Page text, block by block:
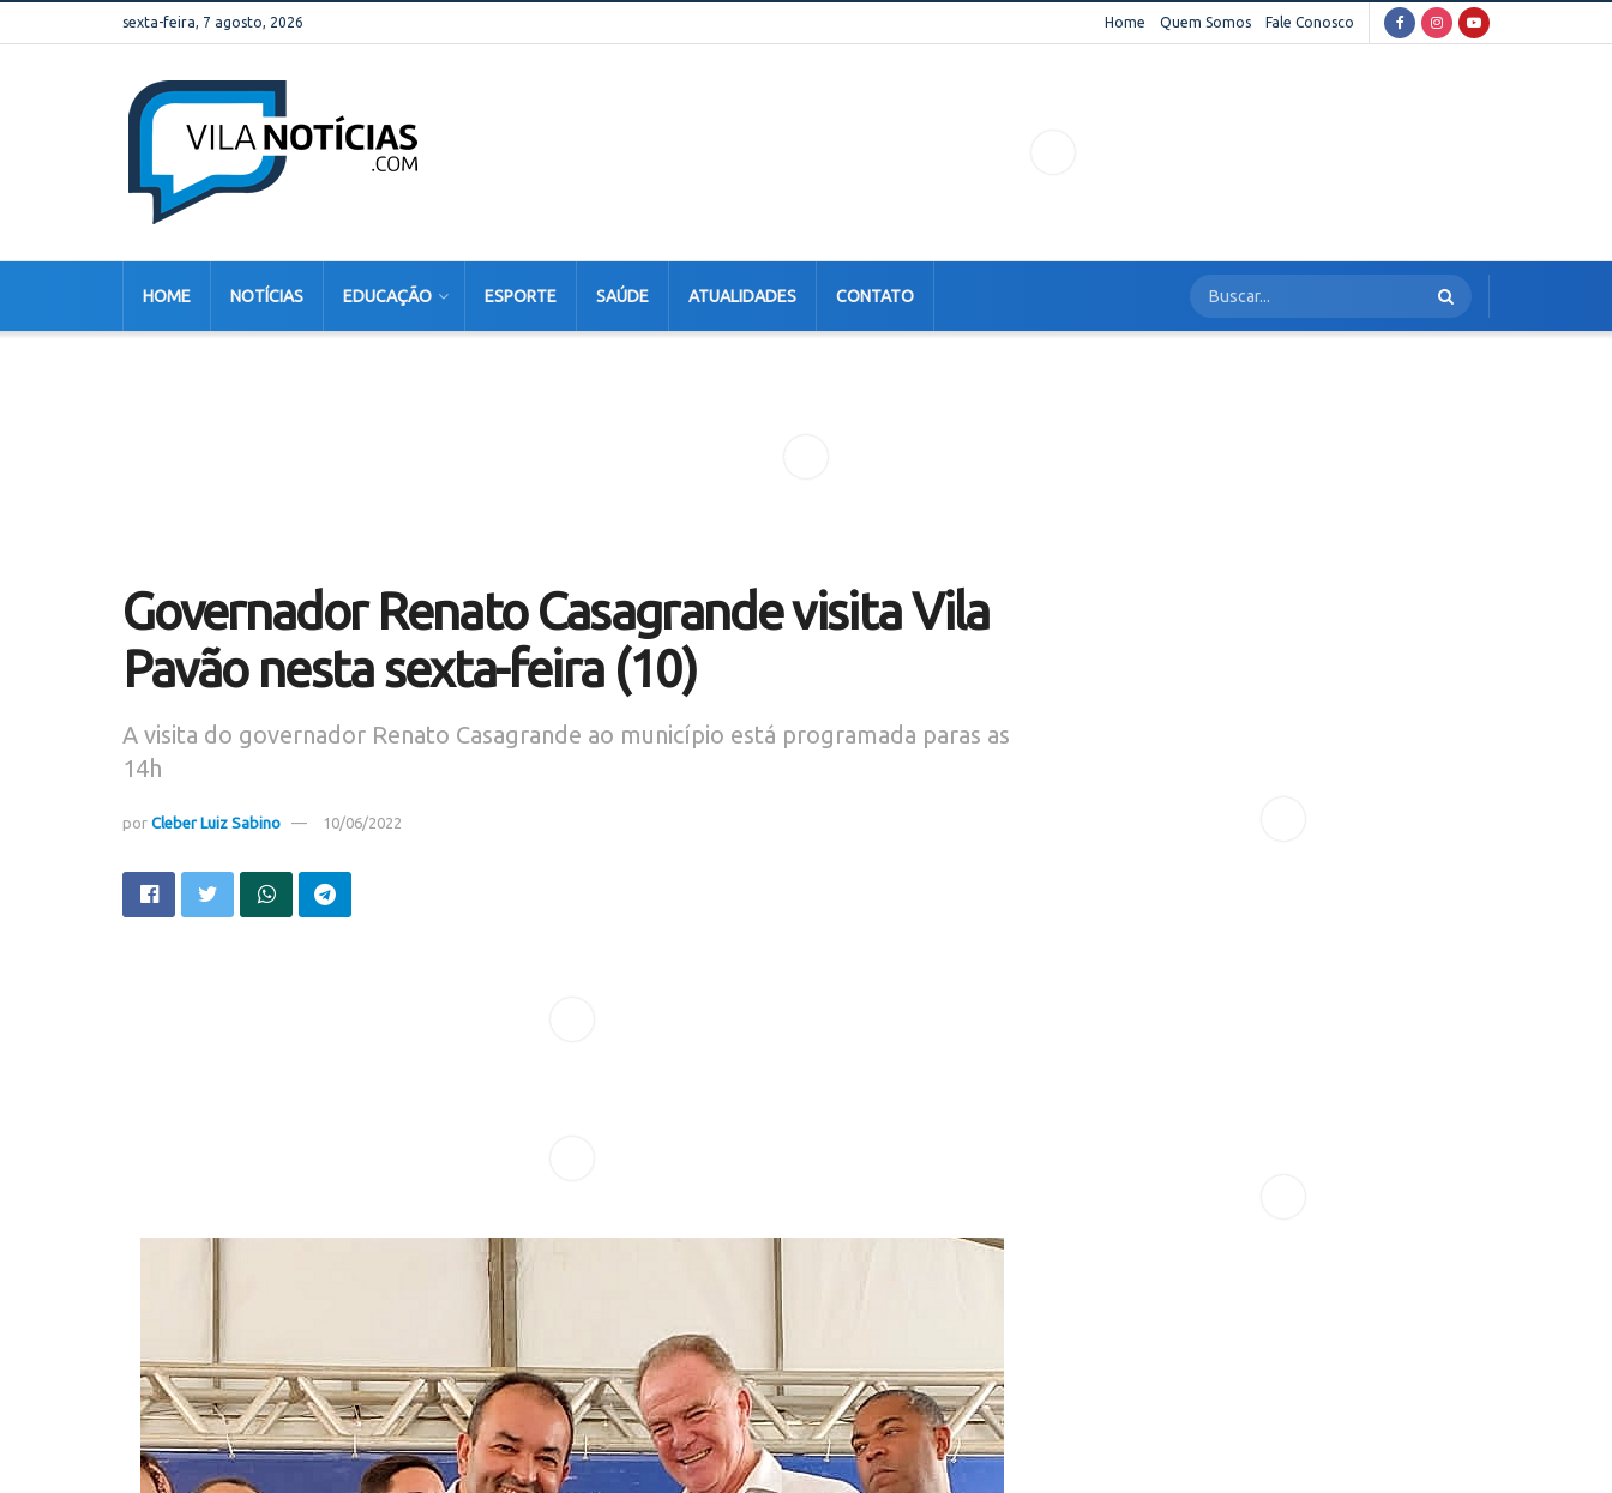
sexta-feira, 7 agosto, 2026 Home Quem Somos Fale Conosco
HOME NOTÍCIAS EDUCAÇÃO ESPORTE SAÚDE ATUALIDADES CONTATO
Governador Renato Casagrande visita Vila
Pavão nesta sexta-feira (10)
A visita do governador Renato Casagrande ao município está programada paras as
14h
por Cleber Luiz Sabino 10/06/2022